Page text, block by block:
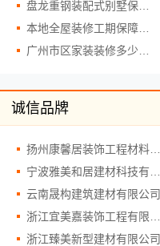
诚信品牌
云南晟构建筑建材有限公司
浙江臻美新型建材有限公司